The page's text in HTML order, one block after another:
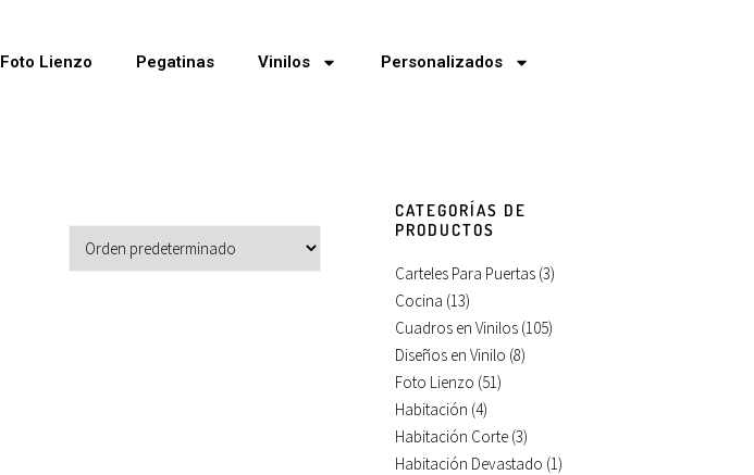
Foto Lienzo Pegatinas Vinilos Personalizados
CATEGORÍAS DE
PRODUCTOS
Carteles Para Puertas (3)
Cocina (13)
Cuadros en Vinilos (105)
Diseños en Vinilo (8)
Foto Lienzo (51)
Habitación (4)
Habitación Corte (3)
Habitación Devastado (1)